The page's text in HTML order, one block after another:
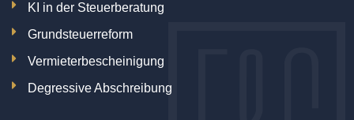
KI in der Steuerberatung
Grundsteuerreform
Vermieterbescheinigung
Degressive Abschreibung